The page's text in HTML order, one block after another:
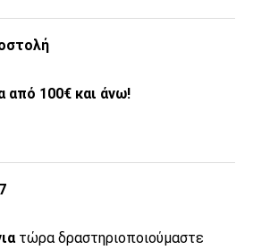
από 100€ και άνω!
τώρα δραστηριοποιούμαστε